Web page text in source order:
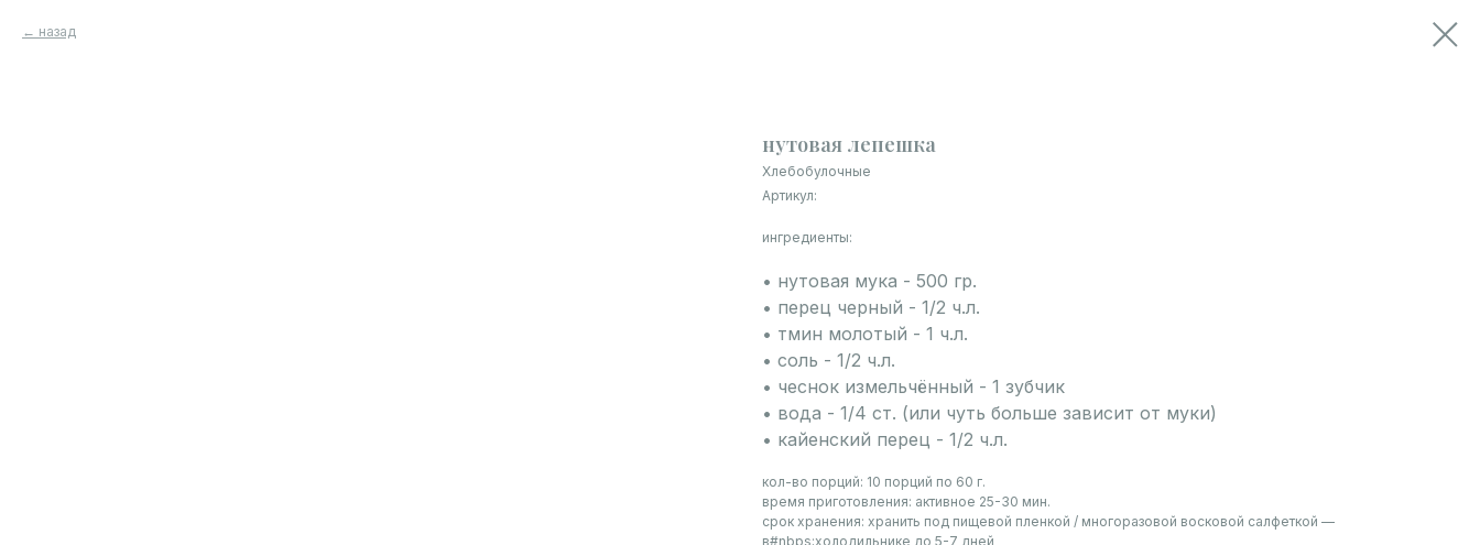
назад
нутовая лепешка
Хлебобулочные
Артикул:
ингредиенты:
• нутовая мука - 500 гр.
• перец черный - 1/2 ч.л.
• тмин молотый - 1 ч.л.
• соль - 1/2 ч.л.
• чеснок измельчённый - 1 зубчик
• вода - 1/4 ст. (или чуть больше зависит от муки)
• кайенский перец - 1/2 ч.л.
кол-во порций: 10 порций по 60 г.
время приготовления: активное 25-30 мин.
срок хранения: хранить под пищевой пленкой / многоразовой восковой салфеткой —
в#nbps;холодильнике до 5-7 дней